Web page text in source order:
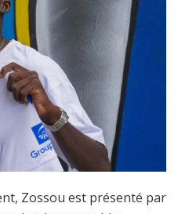
Zossou est présenté par